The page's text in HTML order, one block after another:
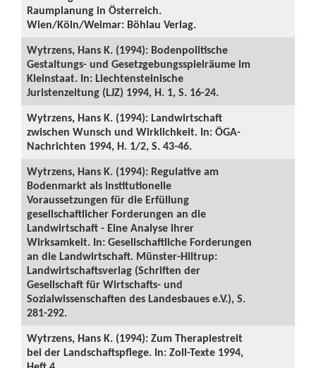
Raumplanung in Österreich.
Wien/Köln/Weimar: Böhlau Verlag.
Wytrzens, Hans K. (1994): Bodenpolitische
Gestaltungs- und Gesetzgebungsspielräume im
Kleinstaat. In: Liechtensteinische
Juristenzeitung (LJZ) 1994, H. 1, S. 16-24.
Wytrzens, Hans K. (1994): Landwirtschaft
zwischen Wunsch und Wirklichkeit. In: ÖGA-
Nachrichten 1994, H. 1/2, S. 43-46.
Wytrzens, Hans K. (1994): Regulative am
Bodenmarkt als institutionelle
Voraussetzungen für die Erfüllung
gesellschaftlicher Forderungen an die
Landwirtschaft - Eine Analyse ihrer
Wirksamkeit. In: Gesellschaftliche Forderungen
an die Landwirtschaft. Münster-Hiltrup:
Landwirtschaftsverlag (Schriften der
Gesellschaft für Wirtschafts- und
Sozialwissenschaften des Landesbaues e.V.), S.
281-292.
Wytrzens, Hans K. (1994): Zum Therapiestreit
bei der Landschaftspflege. In: Zoll-Texte 1994,